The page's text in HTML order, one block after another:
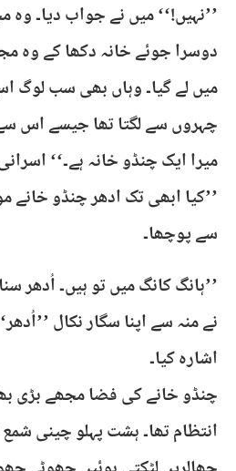
’’نہیں!‘‘ میں نے جواب دیا۔ وہ
دوسرا جوئے خانہ دکھا کے وہ
میں لے گیا۔ وہاں بھی سب لوگ
چہروں سے لگتا تھا جیسے اس
میرا ایک چنڈو خانہ ہے۔‘‘
’’کیا ابھی تک ادھر چنڈو
سے پوچھا۔
’’ہانگ کانگ میں تو ہیں۔ اُدھر
نے منہ سے اپنا سگار نکال
اشارہ کیا۔
چنڈو خانے کی فضا مجھے بڑی
انتظام تھا۔ ہشت پہلو چینی شمع